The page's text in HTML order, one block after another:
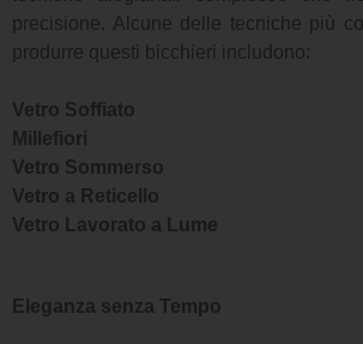
precisione. Alcune delle tecniche più
produrre questi bicchieri includono:
Vetro Soffiato
Millefiori
Vetro Sommerso
Vetro a Reticello
Vetro Lavorato a Lume
Eleganza senza Tempo